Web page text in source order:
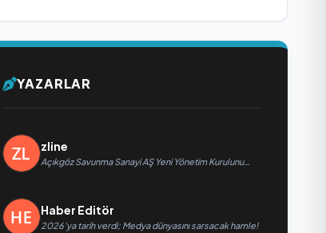
YAZARLAR
zline
Açıkgöz Savunma Sanayi AŞ Yeni Yönetim Kurulunu
Haber Editör
2026’ya tarih verdi; Medya dünyasını sarsacak hamle!